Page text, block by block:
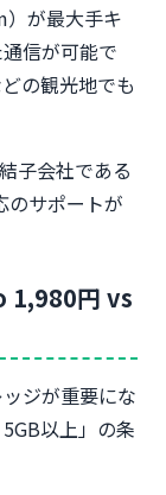
が最大手キ
信が可能で
の観光地でも
子会社である
のサポートが
1,980円 vs
ジが重要にな
以上」の条